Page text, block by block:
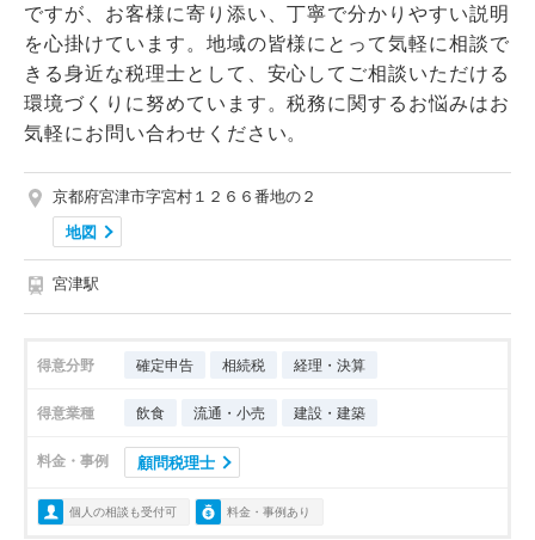
ですが、お客様に寄り添い、丁寧で分かりやすい説明
を心掛けています。地域の皆様にとって気軽に相談で
きる身近な税理士として、安心してご相談いただける
環境づくりに努めています。税務に関するお悩みはお
気軽にお問い合わせください。
京都府宮津市字宮村１２６６番地の２
地図
宮津駅
得意分野 確定申告 相続税 経理・決算
得意業種 飲食 流通・小売 建設・建築
料金・事例 顧問税理士
個人の相談も受付可 料金・事例あり